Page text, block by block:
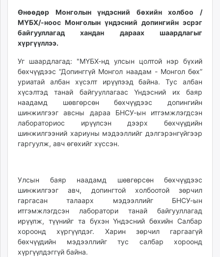
mminfo.mn
ugluu.mn
urlag.mn
asu.mn
shudarga.mn
shuurhai.mn
unuudur.mn
isee.mn
mglradio.com
fact.mn
shuum.mn
times.mn
tvmongolia.mn
mass.mn
unegui.mn
assa.mn
toim.mn
Өнөөдөр Монголын үндэсний бөхийн холбоо /
МҮБХ/-ноос Монголын үндэсний допингийн эсрэг
байгууллагад хандан дараах шаардлагыг
хүргүүллээ.
Уг шаардлагад: "МҮБХ-нд улсын цолтой нэр бүхий
бөхчүүдээс “Допинггүй Монгол наадам - Монгол бөх”
уриатай албан хүсэлт ирүүлээд байна. Тус албан
хүсэлтэд танай байгууллагаас Үндэсний их баяр
наадамд шөвгөрсөн бөхчүүдээс допингийн
шинжилгээг авсны дараа БНСУ-ын итгэмжлэгдсэн
лабораториос ирүүлсэн дээрх бөхчүүдийн
шинжилгээний хариуны мэдээллийг дэлгэрэнгүйгээр
гаргуулж, авч өгөхийг хүссэн.
Улсын баяр наадамд шөвгөрсөн бөхчүүдээс
шинжилгээг авч, допингтой холбоотой зөрчил
гаргасан талаарх мэдээллийг БНСУ-ын
итгэмжлэгдсэн лаборатори танай байгууллагад
ирүүлж, түүнийг та бүхэн Үндэсний бөхийн Салбар
хороонд хүргүүлдэг. Харин зөрчил гаргаагүй
бөхчүүдийн мэдээллийг тус салбар хороонд
хүргүүлдэггүй байна.